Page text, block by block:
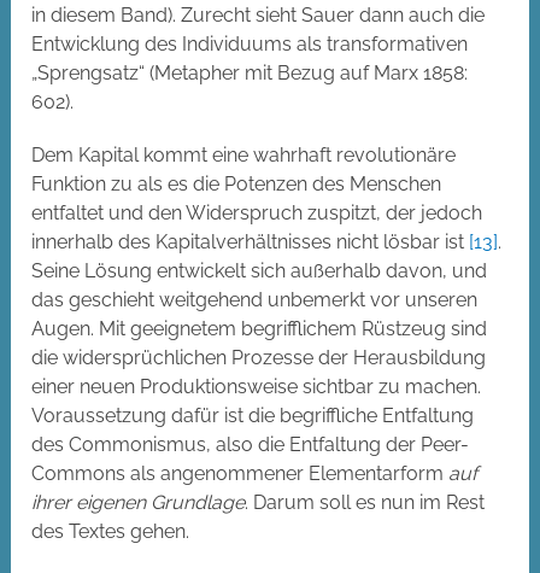
in diesem Band). Zurecht sieht Sauer dann auch die
Entwicklung des Individuums als transformativen
„Sprengsatz“ (Metapher mit Bezug auf Marx 1858:
602).
Dem Kapital kommt eine wahrhaft revolutionäre
Funktion zu als es die Potenzen des Menschen
entfaltet und den Widerspruch zuspitzt, der jedoch
innerhalb des Kapitalverhältnisses nicht lösbar ist [13].
Seine Lösung entwickelt sich außerhalb davon, und
das geschieht weitgehend unbemerkt vor unseren
Augen. Mit geeignetem begrifflichem Rüstzeug sind
die widersprüchlichen Prozesse der Herausbildung
einer neuen Produktionsweise sichtbar zu machen.
Voraussetzung dafür ist die begriffliche Entfaltung
des Commonismus, also die Entfaltung der Peer-
Commons als angenommener Elementarform auf
ihrer eigenen Grundlage. Darum soll es nun im Rest
des Textes gehen.